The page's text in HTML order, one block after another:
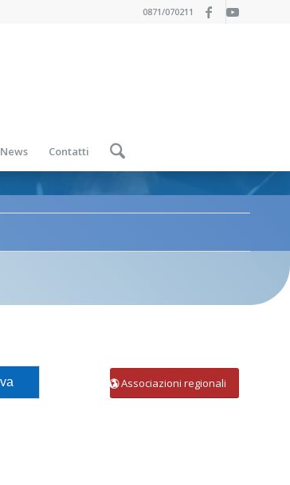
0871/070211
News Contatti
Associazioni regionali